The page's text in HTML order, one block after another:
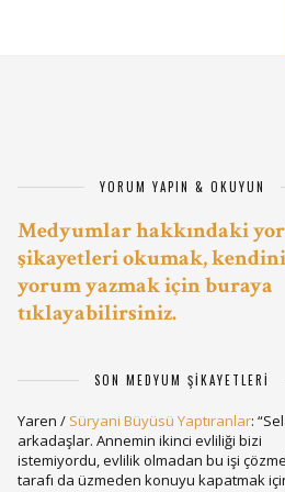
YORUM YAPIN & OKUYUN
Medyumlar hakkındaki
şikayetleri okumak,
yorum yazmak için buraya
tıklayabilirsiniz.
SON MEDYUM ŞIKAYETLERI
Yaren / Süryani Büyüsü Yaptıranlar: “
arkadaşlar. Annemin ikinci evliliği bizi
istemiyordu, evlilik olmadan bu işi
tarafı da üzmeden konuyu kapatmak